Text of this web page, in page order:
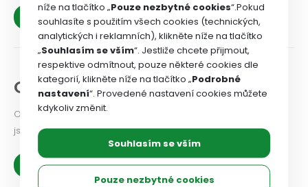
Archiv
Odbory pomáhají
Odborový svaz svým členům opravdu účinně pomáhá. Toto
jsou konkrétní příklady.
Zobrazit více
níže na tlačítko „Pouze nezbytné cookies“.Pokud
souhlasíte s použitím všech cookies (technických,
analytických i reklamních), klikněte níže na tlačítko
„Souhlasím se vším“. Jestliže chcete přijmout,
respektive odmítnout, pouze některé cookies dle
kategorií, klikněte níže na tlačítko „Podrobné
nastavení“. Provedené nastavení cookies můžete
kdykoliv změnit.
Souhlasím se vším
Pouze nezbytné cookies